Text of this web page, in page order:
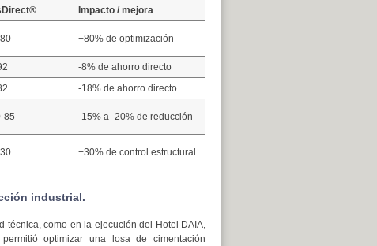
Impacto / mejora
+80% de optimización
-8% de ahorro directo
-18% de ahorro directo
85 -15% a -20% de reducción
+30% de control estructural
industrial.
como en la ejecución del Hotel DAIA,
optimizar una losa de cimentación